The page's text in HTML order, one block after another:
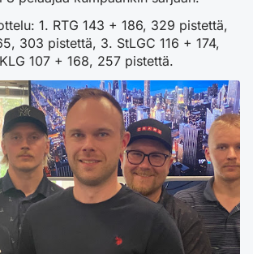
1. RTG 143 + 186, 329 pistettä,
303 pistettä, 3. StLGC 116 + 174,
107 + 168, 257 pistettä.